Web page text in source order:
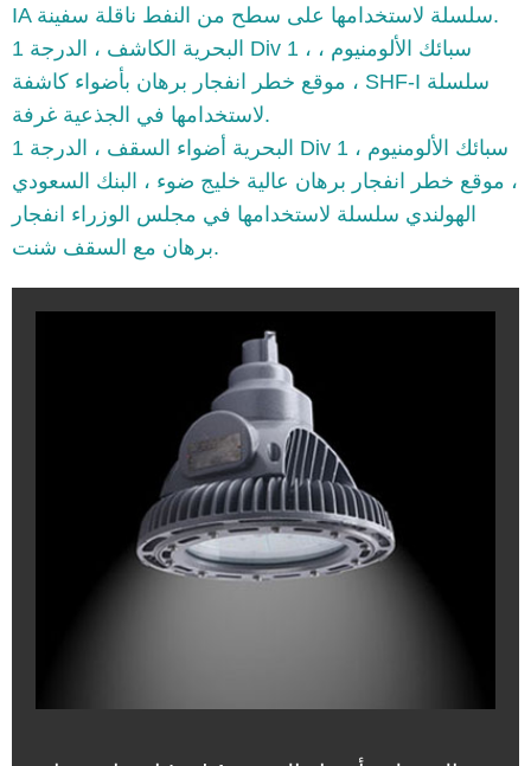
IA سلسلة لاستخدامها على سطح من النفط ناقلة سفينة.
البحرية الكاشف ، الدرجة 1 Div 1 ، سبائك الألومنيوم ،
موقع خطر انفجار برهان بأضواء كاشفة ، SHF-I سلسلة
لاستخدامها في الجذعية غرفة.
البحرية أضواء السقف ، الدرجة 1 Div 1 ، سبائك الألومنيوم
، موقع خطر انفجار برهان عالية خليج ضوء ، البنك السعودي
الهولندي سلسلة لاستخدامها في مجلس الوزراء انفجار
برهان مع السقف شنت.